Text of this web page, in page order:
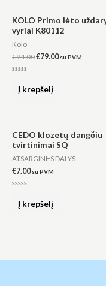
KOLO Primo lėto
vyriai K80112
Kolo
€94.00
price
was:
€79.00
price
is:
su PVM
Į krepšelį
CEDO klozetų dangčiu
tvirtinimai SQ
ATSARGINĖS DALYS
€7.00 su PVM
Į krepšelį